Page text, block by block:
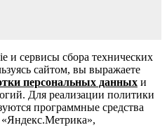
и сервисы сбора технических
сайтом, вы выражаете
персональных данных и
Для реализации политики
программные средства